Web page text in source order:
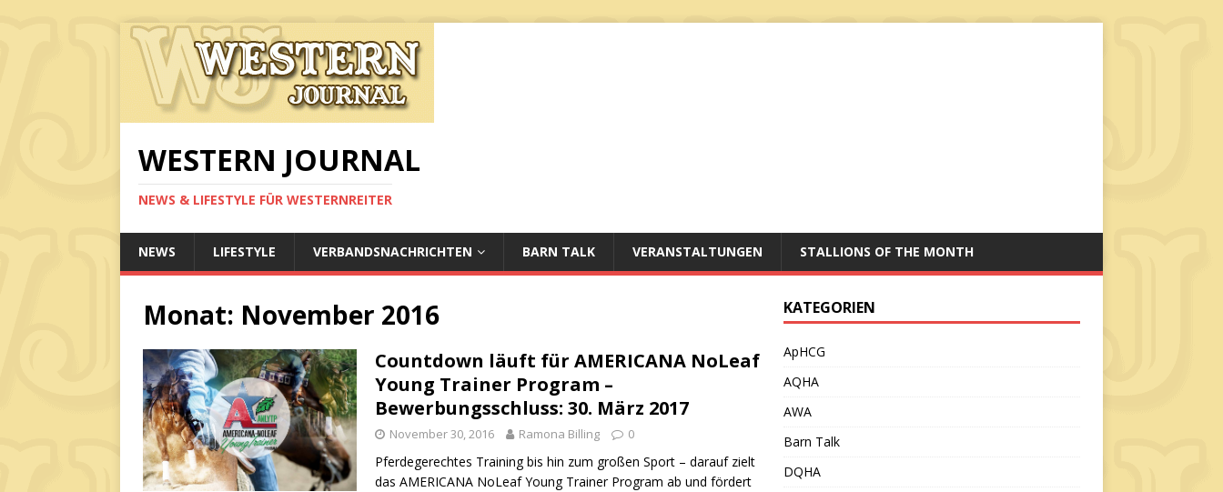
WESTERN JOURNAL
NEWS & LIFESTYLE FÜR WESTERNREITER
NEWS LIFESTYLE VERBANDSNACHRICHTEN BARN TALK VERANSTALTUNGEN STALLIONS OF THE MONTH
Monat: November 2016
Countdown läuft für AMERICANA NoLeaf
Young Trainer Program –
Bewerbungsschluss: 30. März 2017
November 30, 2016 Ramona Billing 0
Pferdegerechtes Training bis hin zum großen Sport – darauf zielt
das AMERICANA NoLeaf Young Trainer Program ab und fördert
KATEGORIEN
ApHCG
AQHA
AWA
Barn Talk
DQHA